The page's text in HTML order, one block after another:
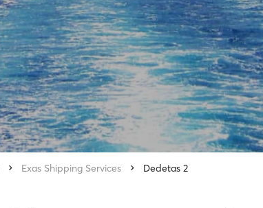
Exas Shipping Services Dedetas 2